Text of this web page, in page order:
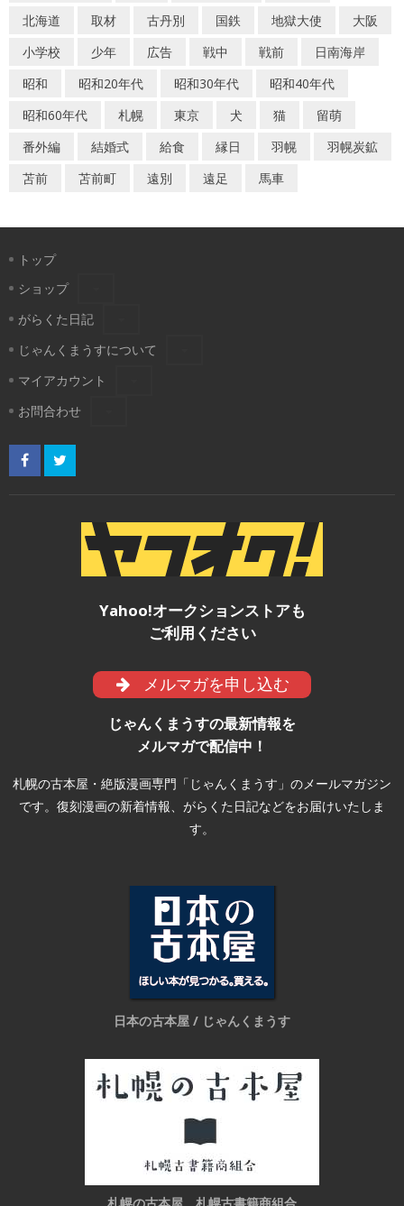
北海道
取材 古丹別 国鉄 地獄大使
大阪
小学校
少年 広告 戦中 戦前
日南海岸
昭和
昭和20年代 昭和30年代
昭和40年代
昭和60年代
札幌 東京 犬 猫
留萌
番外編
結婚式 給食 縁日 羽幌
羽幌炭鉱
苫前
苫前町 遠別 遠足 馬車
トップ
ショップ
がらくた日記
じゃんくまうすについて
マイアカウント
お問合わせ
Yahoo!オークションストアも
ご利用ください
メルマガを申し込む
じゃんくまうすの最新情報を
メルマガで配信中！
札幌の古本屋・絶版漫画専門「じゃんくまうす」のメールマガジン
です。復刻漫画の新着情報、がらくた日記などをお届けいたしま
す。
日本の古本屋 / じゃんくまうす